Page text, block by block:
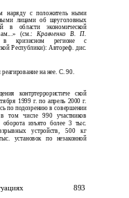
наряду с положитель­ ными
лицами об­ щеуголовных
в области экономической
(см.:Кравченко В. П.
в кризисном регионе с
Республики): Автореф. дис.
на нее. С. 90.
контртеррористиче­ ской
1999 г. по апрель 2000 г.
по подозрению в совершении
том числе 990 участников
оборота изъято более 3 тыс.
устройств, 500 кг
установок по незаконной
893